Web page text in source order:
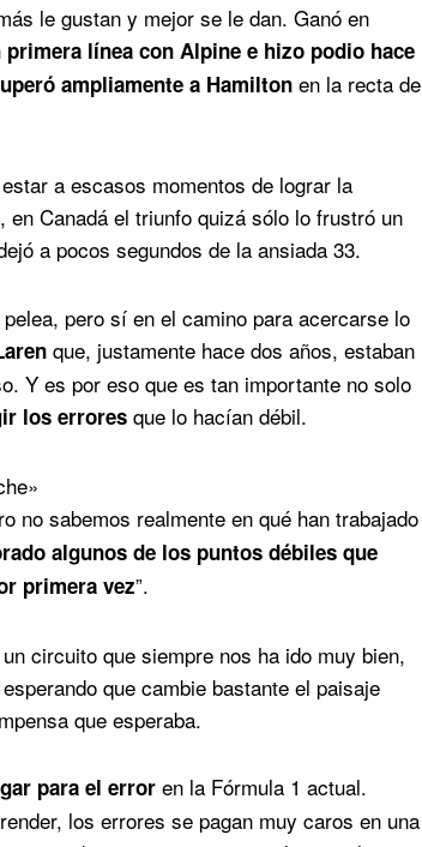
le gustan y mejor se le dan. Ganó en
primera línea con Alpine e hizo podio hace
ampliamente a Hamilton en la recta de
a escasos momentos de lograr la
en Canadá el triunfo quizá sólo lo frustró un
a pocos segundos de la ansiada 33.
pero sí en el camino para acercarse lo
que, justamente hace dos años, estaban
Y es por eso que es tan importante no solo
los errores que lo hacían débil.
no sabemos realmente en qué han trabajado
algunos de los puntos débiles que
primera vez”.
circuito que siempre nos ha ido muy bien,
que cambie bastante el paisaje
que esperaba.
para el error en la Fórmula 1 actual.
los errores se pagan muy caros en una